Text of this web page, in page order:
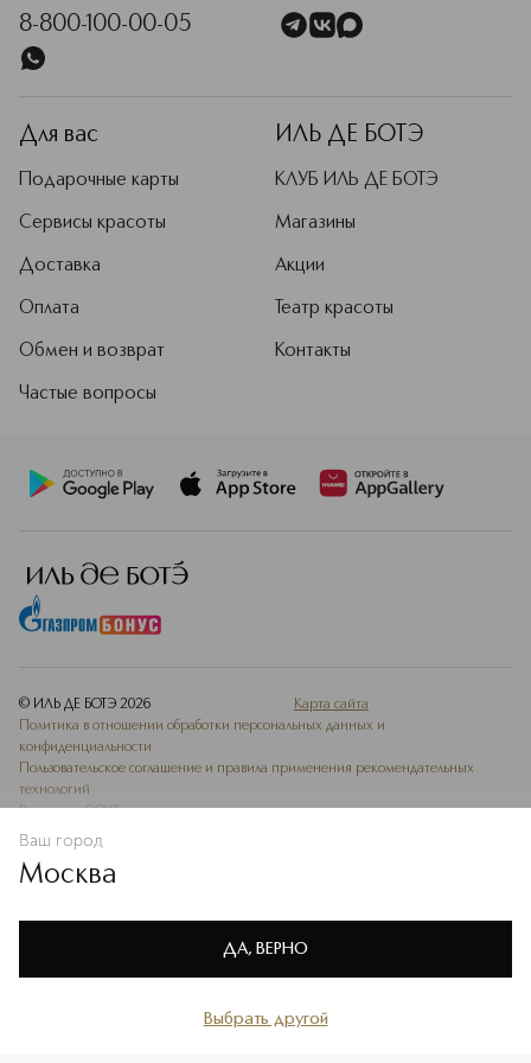
Политике конфиденциальности
В КОРЗИНУ
8-800-100-00-05
Для вас
Подарочные карты
Сервисы красоты
Доставка
Оплата
Обмен и возврат
Частые вопросы
ИЛЬ ДЕ БОТЭ
КЛУБ ИЛЬ ДЕ БОТЭ
Магазины
Акции
Театр красоты
Контакты
© ИЛЬ ДЕ БОТЭ 2026
Карта сайта
Политика в отношении обработки персональных данных и
конфиденциальности
Пользовательское соглашение и правила применения рекомендательных
технологий
Ведомость СОУТ
Избранное
Ваш город
Москва
Выбрать другой
ДА, ВЕРНО